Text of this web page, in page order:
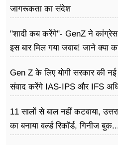
जागरूकता का संदेश
"शादी कब करेंगे"- GenZ ने कांग्रेस
इस बार मिल गया जवाब! जाने क्या
Gen Z के लिए योगी सरकार की नई
संवाद करेंगे IAS-IPS और IFS
11 सालों से बाल नहीं कटवाया,
का बनाया वर्ल्ड रिकॉर्ड, गिनीज